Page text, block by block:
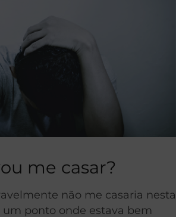
me casar?
não me casaria nesta
um ponto onde estava bem